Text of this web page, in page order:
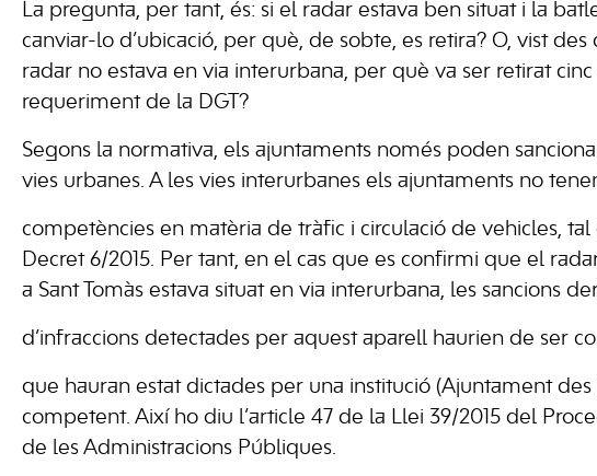
La pregunta, per tant, és: si el radar estava ben situat i la
canviar-lo d’ubicació, per què, de sobte, es retira? O, vist des
radar no estava en via interurbana, per què va ser retirat
requeriment de la DGT?
Segons la normativa, els ajuntaments només poden
vies urbanes. A les vies interurbanes els ajuntaments no
competències en matèria de tràfic i circulació de vehicles, tal
Decret 6/2015. Per tant, en el cas que es confirmi que el
a Sant Tomàs estava situat en via interurbana, les sancions
d’infraccions detectades per aquest aparell haurien de ser
que hauran estat dictades per una institució (Ajuntament
competent. Així ho diu l’article 47 de la Llei 39/2015 del
de les Administracions Públiques.